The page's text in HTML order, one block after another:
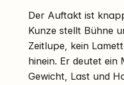
Der Auftakt ist
Kunze stellt Bühne
Zeitlupe, kein
hinein. Er deutet ein
Gewicht, Last und